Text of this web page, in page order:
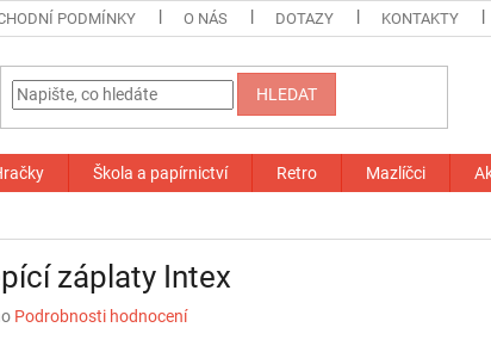
PODMÍNKY O NÁS DOTAZY KONTAKTY
HLEDAT
Škola a papírnictví Retro Mazlíčci
záplaty Intex
Podrobnosti hodnocení